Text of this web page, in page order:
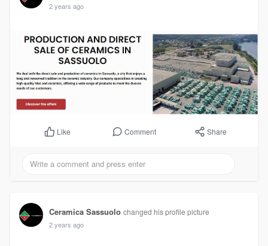
2 years ago
Like Comment Share
Ceramica Sassuolo changed his profile picture
2 years ago